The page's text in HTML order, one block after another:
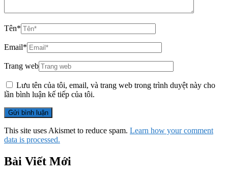
Tên*
Email*
Trang web
Lưu tên của tôi, email, và trang web trong trình duyệt này cho
lần bình luận kế tiếp của tôi.
This site uses Akismet to reduce spam. Learn how your comment
data is processed.
Bài Viết Mới